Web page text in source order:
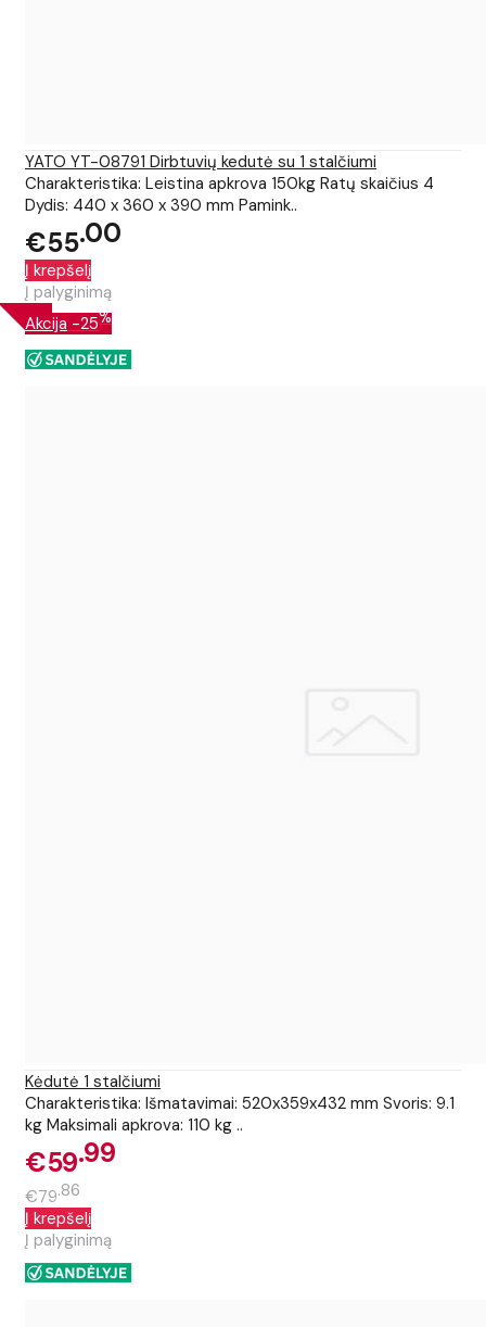
YATO YT-08791 Dirbtuvių kedutė su 1 stalčiumi
Charakteristika: Leistina apkrova 150kg Ratų skaičius 4
Dydis: 440 x 360 x 390 mm Pamink..
€5500
Į krepšelį
Į palyginimą
Akcija -25%
Kėdutė 1 stalčiumi
Charakteristika: Išmatavimai: 520x359x432 mm Svoris: 9.1
kg Maksimali apkrova: 110 kg ..
€59 99
€79 86
Į krepšelį
Į palyginimą